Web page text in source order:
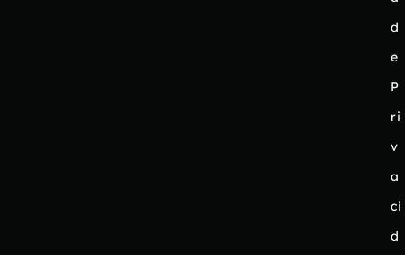
d
e
P
ri
v
a
ci
d